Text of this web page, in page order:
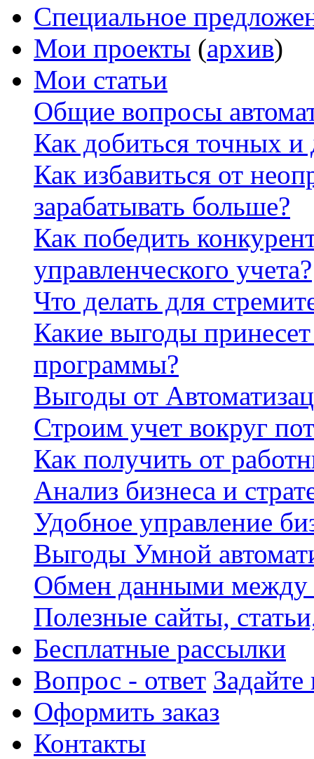
Специальное
Мои проекты (архив)
Мои статьи
Общие вопросы
Как добиться точных
Как избавиться от
зарабатывать больше?
Как победить
управленческого учета?
Что делать для
Какие выгоды
программы?
Выгоды от
Строим учет вокруг
Как получить от
Анализ бизнеса и
Удобное управление
Выгоды Умной
Обмен данными между
Полезные сайты,
Бесплатные рассылки
Вопрос - ответ
Оформить заказ
Контакты